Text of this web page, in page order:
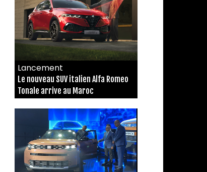
Lancement
Le nouveau SUV italien Alfa Romeo
Tonale arrive au Maroc